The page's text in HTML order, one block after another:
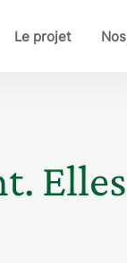
Le projet